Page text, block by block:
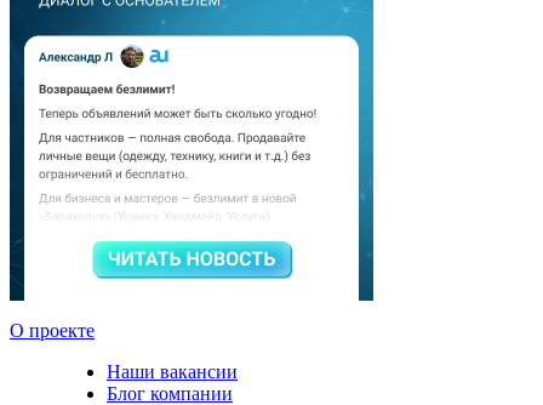
О проекте
Наши вакансии
Блог компании